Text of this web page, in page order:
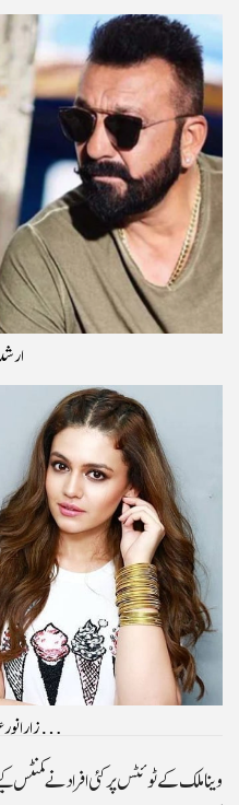
زارا نور عباس ’عہد وفا‘ کی کامیابی پر ساتھیوں اور آئی ایس…
وینا ملک کے ٹوئٹس پر کئی افراد نے